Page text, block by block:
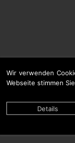
Wir verwenden
Webseite stimmen
Details